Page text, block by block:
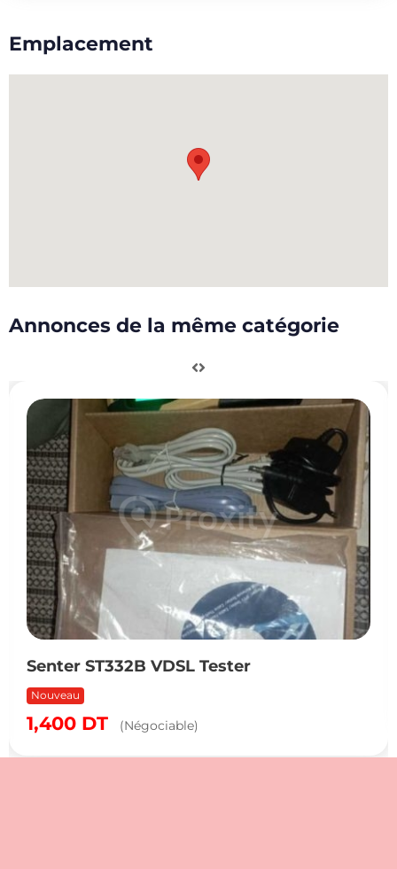
Emplacement
Annonces de la même catégorie
Senter ST332B VDSL Tester
Nouveau
1,400 DT (Négociable)